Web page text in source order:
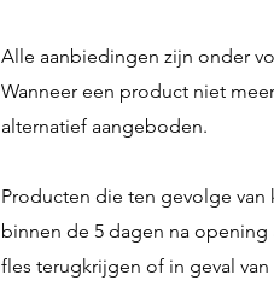
Alle aanbiedingen zijn onder
Wanneer een product niet
alternatief aangeboden.
Producten die ten gevolge
binnen de 5 dagen na
fles terugkrijgen of in geval